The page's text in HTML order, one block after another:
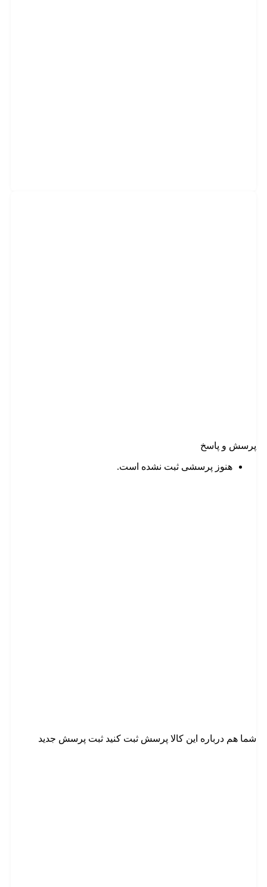
پرسش و پاسخ
هنوز پرسشی ثبت نشده است.
شما هم درباره این کالا پرسش ثبت کنید ثبت پرسش جدید